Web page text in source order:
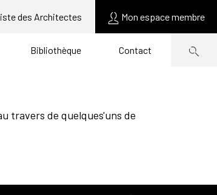
des Architectes Mon espace membre
Bibliothèque Contact
travers de quelques'uns de